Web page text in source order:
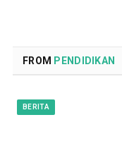
FROM PENDIDIKAN
BERITA